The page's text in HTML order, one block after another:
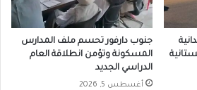
جنوب دارفور تحسم ملف المدارس
المسكونة وتؤمن انطلاقة العام
الدراسي الجديد
أغسطس 5, 2026